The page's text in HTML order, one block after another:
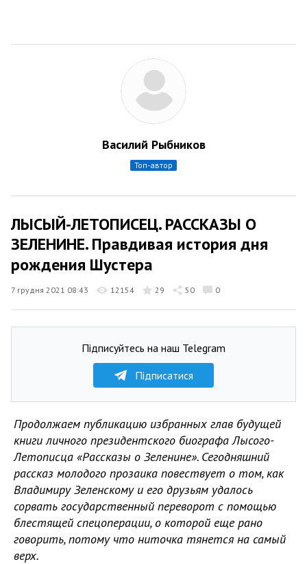
Василий Рыбников
топ-автор
ЛЫСЫЙ-ЛЕТОПИСЕЦ. РАССКАЗЫ О
ЗЕЛЕНИНЕ. Правдивая история дня
рождения Шустера
7 грудня 2021 08:43 12154 29 50 0
Підписуйтесь на наш Telegram
Підписатися
Продолжаем публикацию избранных глав будущей
книги личного президентского биографа Лысого-
Летописца «Рассказы о Зеленине». Сегодняшний
рассказ молодого прозаика повествует о том, как
Владимиру Зеленскому и его друзьям удалось
сорвать государственный переворот с помощью
блестящей спецоперации, о которой еще рано
говорить, потому что ниточка тянется на самый
верх.